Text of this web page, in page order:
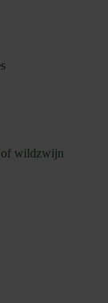
of wildzwijn